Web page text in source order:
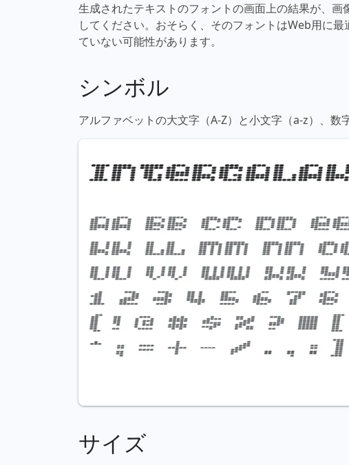
生成されたテキストのフォントの画面上の結果が、
してください。おそらく、そのフォントはWeb用に
ていない可能性があります。
シンボル
アルファベットの大文字（A-Z）と小文字（a-z）、
サイズ